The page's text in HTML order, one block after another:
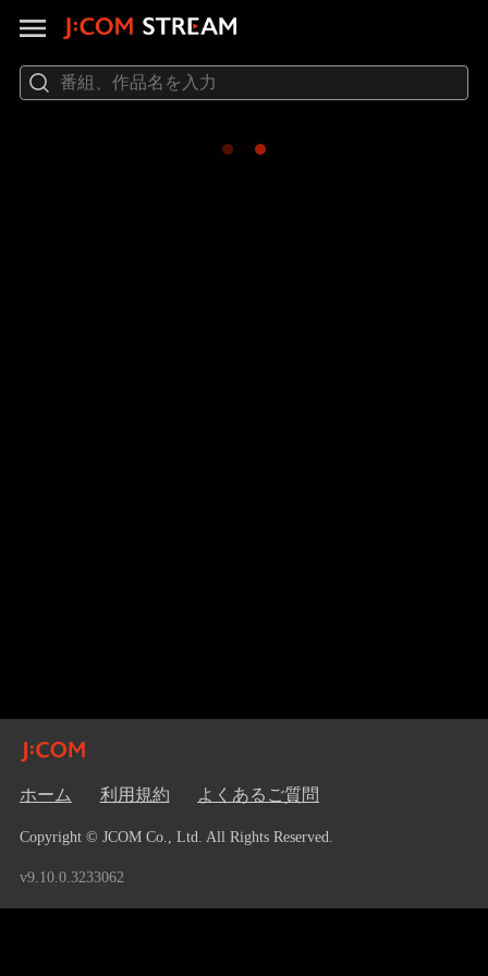
ホーム 利用規約 よくあるご質問
Copyright © JCOM Co., Ltd. All Rights Reserved.
v9.10.0.3233062